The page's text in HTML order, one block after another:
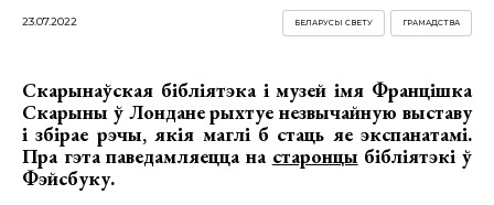
23.07.2022 ГРАМАДСТВА
БЕЛАРУСЫ СВЕТУ
Скарынаўская бібліятэка і музей імя Францішка
Скарыны ў Лондане рыхтуе незвычайную выставу
і збірае рэчы, якія маглі б стаць яе экспанатамі.
Пра гэта паведамляецца на старонцы бібліятэкі ў
Фэйсбуку.